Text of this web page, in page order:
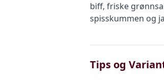
biff, friske
spisskummen og
Tips og